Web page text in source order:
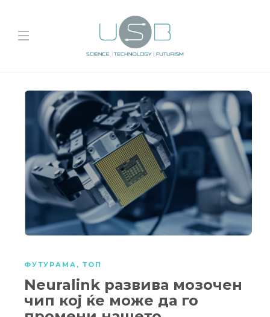
ФУТУРАМА , ТОП
Neuralink развива мозочен
чип кој ќе може да го